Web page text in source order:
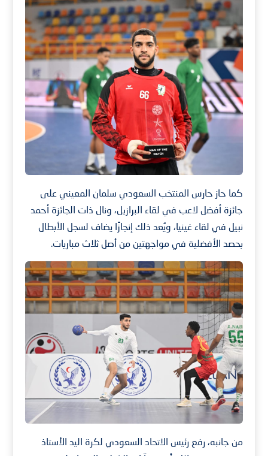
كما حاز حارس المنتخب السعودي سلمان المعيني على
جائزة أفضل لاعب في لقاء البرازيل، ونال ذات الجائزة أحمد
نبيل في لقاء غينيا، ويُعد ذلك إنجازًا يضاف لسجل الأبطال
بحصد الأفضلية في مواجهتين من أصل ثلاث مباريات.
من جانبه، رفع رئيس الاتحاد السعودي لكرة اليد الأستاذ